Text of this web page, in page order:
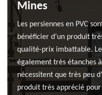
Mines
Les persiennes en PVC
bénéficier d’un produit
qualité-prix imbattable.
également très étanches
nécessitent que très peu
produit très apprécié